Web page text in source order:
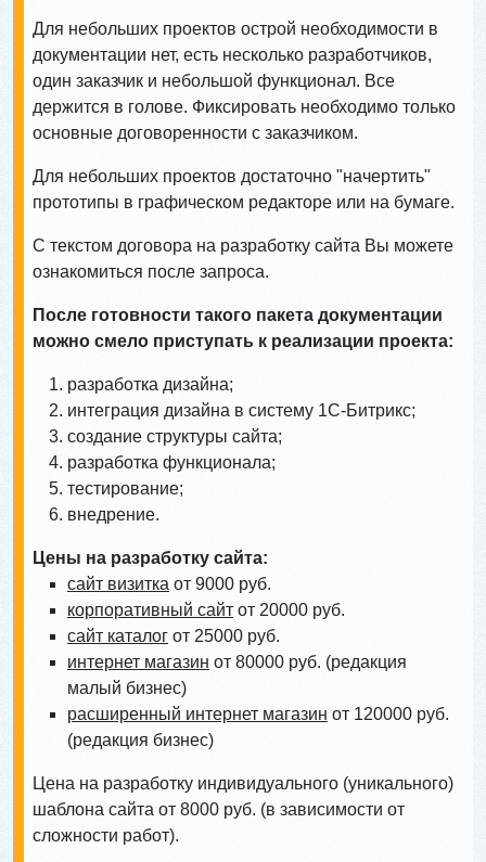
Для небольших проектов острой необходимости в
документации нет, есть несколько разработчиков,
один заказчик и небольшой функционал. Все
держится в голове. Фиксировать необходимо только
основные договоренности с заказчиком.
Для небольших проектов достаточно "начертить"
прототипы в графическом редакторе или на бумаге.
С текстом договора на разработку сайта Вы можете
ознакомиться после запроса.
После готовности такого пакета документации
можно смело приступать к реализации проекта:
разработка дизайна;
интеграция дизайна в систему 1С-Битрикс;
создание структуры сайта;
разработка функционала;
тестирование;
внедрение.
Цены на разработку сайта:
сайт визитка от 9000 руб.
корпоративный сайт от 20000 руб.
сайт каталог от 25000 руб.
интернет магазин от 80000 руб. (редакция
малый бизнес)
расширенный интернет магазин от 120000 руб.
(редакция бизнес)
Цена на разработку индивидуального (уникального)
шаблона сайта от 8000 руб. (в зависимости от
сложности работ).